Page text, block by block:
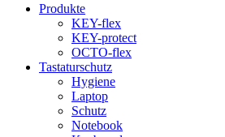
Produkte
KEY-flex
KEY-protect
OCTO-flex
Tastaturschutz
Hygiene
Laptop
Schutz
Notebook